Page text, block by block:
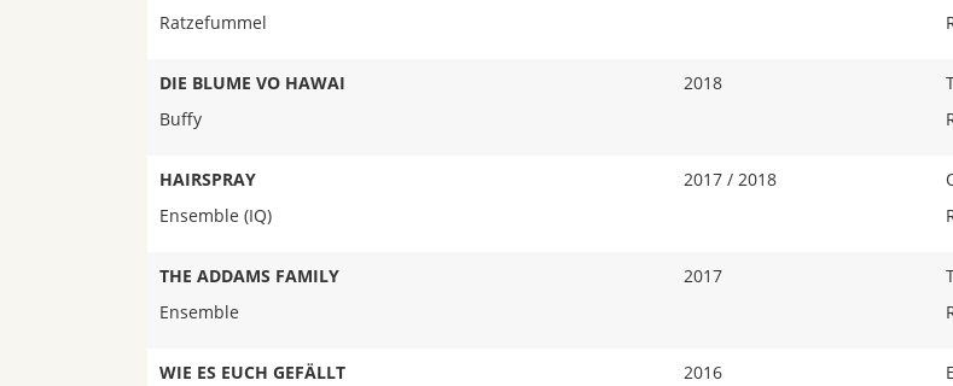
Ratzefummel
DIE BLUME VO HAWAI
Buffy
2018
HAIRSPRAY
Ensemble (IQ)
2017 / 2018
THE ADDAMS FAMILY
Ensemble
2017
WIE ES EUCH GEFÄLLT
2016